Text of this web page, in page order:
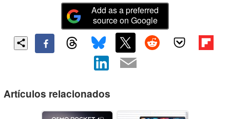
Add as a preferred
source on Google
Artículos relacionados